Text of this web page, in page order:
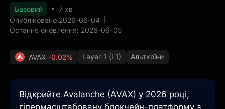
Базовий
7 хв
Опубліковано 2026-06-04
Останнє оновлення: 2026-06-05
AVAX -0.02% Layer-1 (L1) Альткоїни
Відкрийте Avalanche (AVAX) у 2026 році,
гіпермасштабовану блокчейн-платформу з